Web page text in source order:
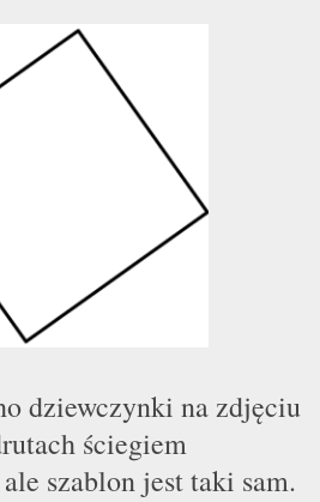
dziewczynki na zdjęciu
ściegiem
szablon jest taki sam.